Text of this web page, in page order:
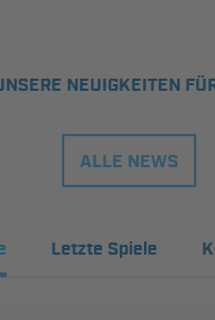
NEUIGKEITEN
ALLE NEWS
Letzte Spiele